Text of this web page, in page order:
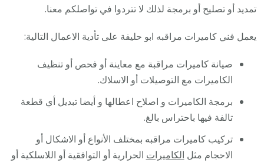
تمديد أو تصليح أو برمجة لذلك لا تتردوا في تواصلكم معنا.
يعمل فني كاميرات مراقبه ابو حليفة على تأدية الاعمال التالية:
صيانة كاميرات مراقبة مع معاينة أو فحص أو تنظيف
الكاميرات مع التوصيلات أو الاسلاك.
برمجة الكاميرات و اصلاح اعطالها و أيضا تبديل أي قطعة
تالفة فيها باحتراس بالغ.
تركيب كاميرات مراقبه بمختلف الأنواع أو الاشكال أو
الاحجام مثل الكاميرات الحرارية أو التوافقية أو اللاسلكية أو